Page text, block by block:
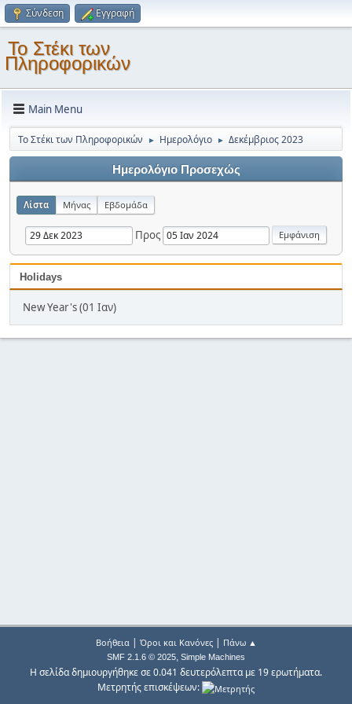
Σύνδεση Εγγραφή
Το Στέκι των
Πληροφορικών
Main Menu
Το Στέκι των Πληροφορικών ► Ημερολόγιο ► Δεκέμβριος 2023
Ημερολόγιο Προσεχώς
Λίστα Μήνας Εβδομάδα
Προς
Holidays
New Year's (01 Ιαν)
Βοήθεια| Όροι και Κανόνες| Πάνω ▲
SMF 2.1.6 © 2025, Simple Machines
Η σελίδα δημιουργήθηκε σε 0.041 δευτερόλεπτα με 19 ερωτήματα.
Μετρητής επισκέψεων: